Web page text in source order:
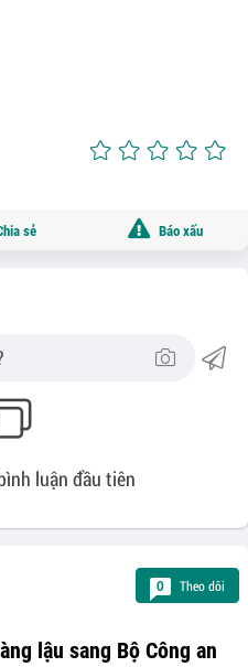
sẻ Báo xấu
luận đầu tiên
0 Theo dõi
lậu sang Bộ Công an